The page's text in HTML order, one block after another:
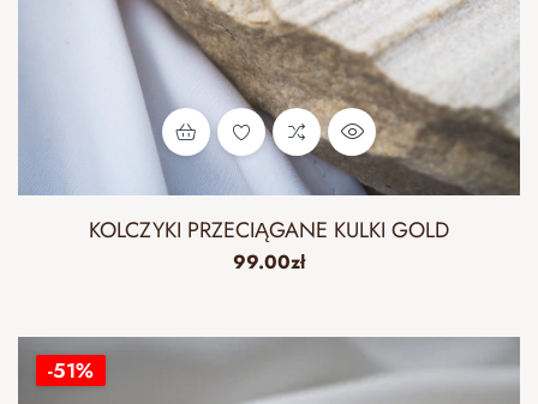
KOLCZYKI PRZECIĄGANE KULKI GOLD
99.00zł
-51%